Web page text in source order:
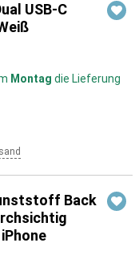
USB-C
Montag die Lieferung
Back